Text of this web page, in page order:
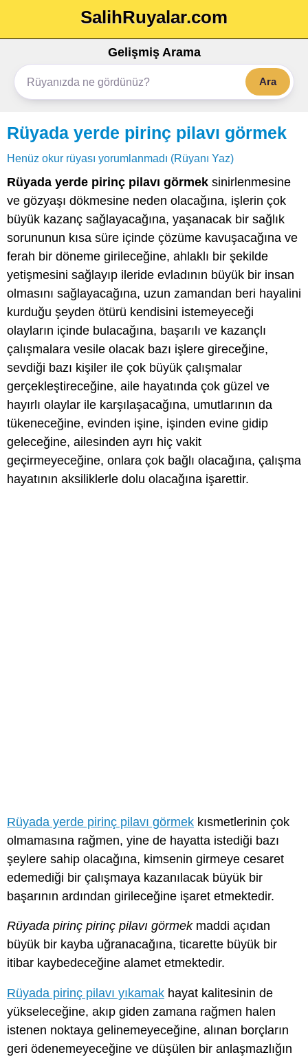
SalihRuyalar.com
Gelişmiş Arama
Ara
Rüyada yerde pirinç pilavı görmek
Henüz okur rüyası yorumlanmadı (Rüyanı Yaz)
Rüyada yerde pirinç pilavı görmek sinirlenmesine
ve gözyaşı dökmesine neden olacağına, işlerin çok
büyük kazanç sağlayacağına, yaşanacak bir sağlık
sorununun kısa süre içinde çözüme kavuşacağına ve
ferah bir döneme girileceğine, ahlaklı bir şekilde
yetişmesini sağlayıp ileride evladının büyük bir insan
olmasını sağlayacağına, uzun zamandan beri hayalini
kurduğu şeyden ötürü kendisini istemeyeceği
olayların içinde bulacağına, başarılı ve kazançlı
çalışmalara vesile olacak bazı işlere gireceğine,
sevdiği bazı kişiler ile çok büyük çalışmalar
gerçekleştireceğine, aile hayatında çok güzel ve
hayırlı olaylar ile karşılaşacağına, umutlarının da
tükeneceğine, evinden işine, işinden evine gidip
geleceğine, ailesinden ayrı hiç vakit
geçirmeyeceğine, onlara çok bağlı olacağına, çalışma
hayatının aksiliklerle dolu olacağına işarettir.
Rüyada yerde pirinç pilavı görmek kısmetlerinin çok
olmamasına rağmen, yine de hayatta istediği bazı
şeylere sahip olacağına, kimsenin girmeye cesaret
edemediği bir çalışmaya kazanılacak büyük bir
başarının ardından girileceğine işaret etmektedir.
Rüyada pirinç pirinç pilavı görmekmaddi açıdan
büyük bir kayba uğranacağına, ticarette büyük bir
itibar kaybedeceğine alamet etmektedir.
Rüyada pirinç pilavı yıkamak hayat kalitesinin de
yükseleceğine, akıp giden zamana rağmen halen
istenen noktaya gelinemeyeceğine, alınan borçların
geri ödenemeyeceğine ve düşülen bir anlaşmazlığın